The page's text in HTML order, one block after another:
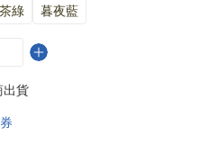
綠 暮夜藍
出貨